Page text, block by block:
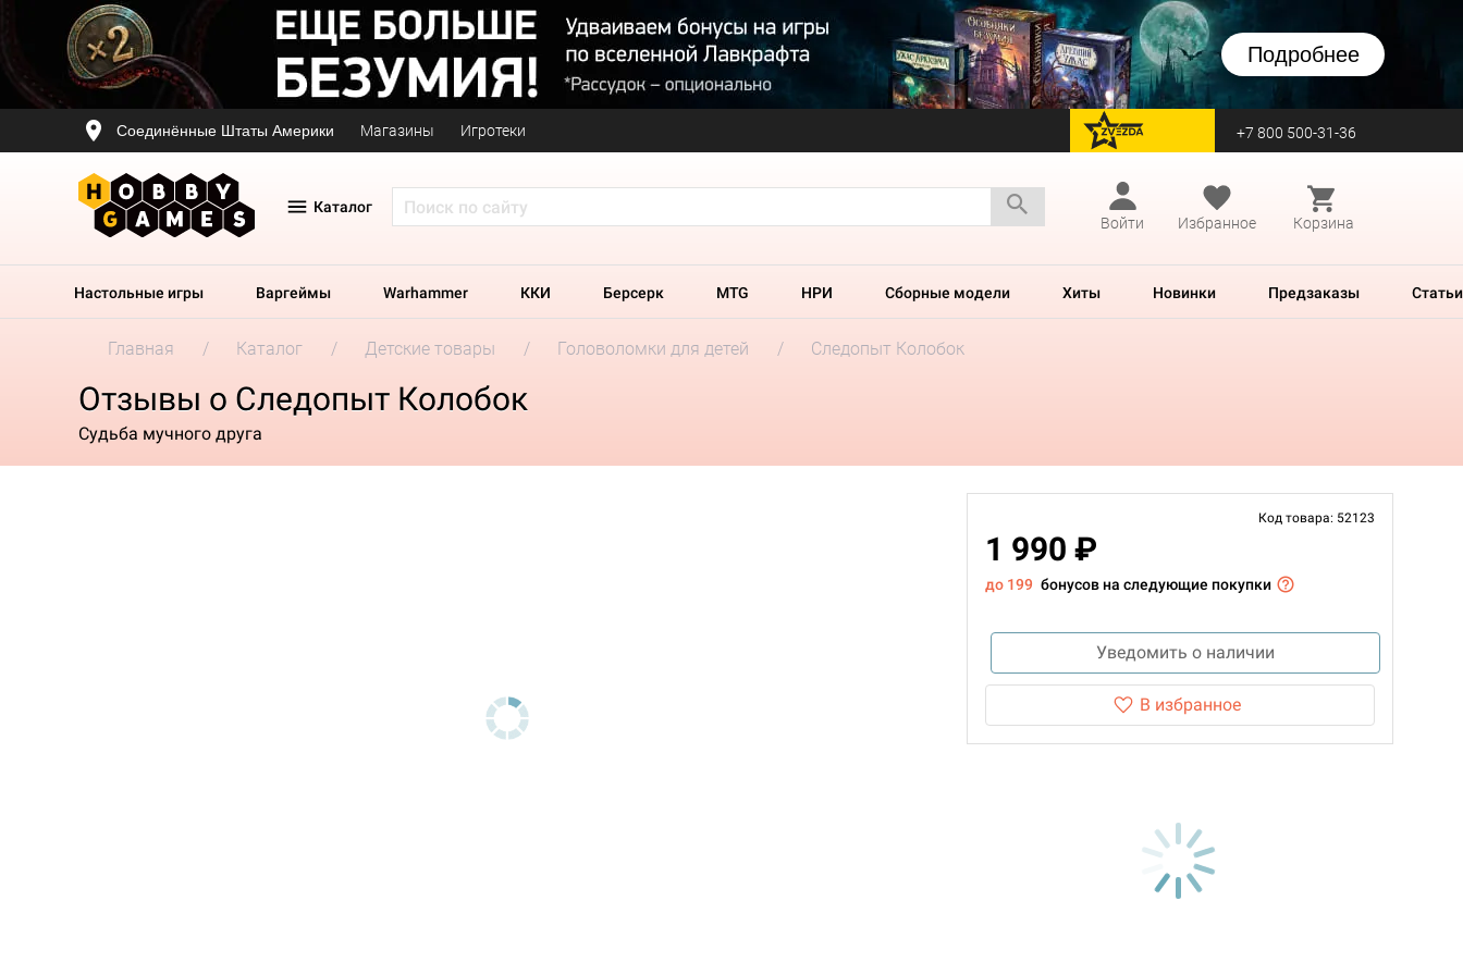
Подробнее
Соединённые Штаты Америки Магазины Игротеки перейти на Zvezda +7 800 500-31-36
Каталог
Войти
Избранное Корзина
Настольные игры Варгеймы Warhammer ККИ Берсерк MTG НРИ Сборные модели Хиты Новинки Предзаказы Статьи
Главная Каталог Детские товары Головоломки для детей Следопыт Колобок
Отзывы о Следопыт Колобок
Судьба мучного друга
Код товара: 52123
1 990 ₽
до 199 бонусов на следующие покупки
Уведомить о наличии
В избранное